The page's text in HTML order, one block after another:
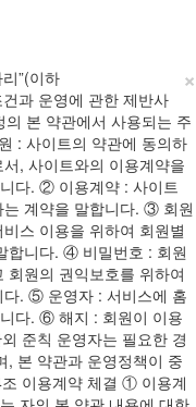
×
”(이하
과 운영에 관한 제반사
본 약관에서 사용되는 주
: 사이트의 약관에 동의하
, 사이트와의 이용계약을
다. ② 이용계약 : 사이트
계약을 말합니다. ③ 회원
스 이용을 위하여 회원별
합니다. ④ 비밀번호 : 회원
원의 권익보호를 위하여
다. ⑤ 운영자 : 서비스에 홈
다. ⑥ 해지 : 회원이 이용
준칙 운영자는 필요한 경
, 본 약관과 운영정책이 중
이용계약 체결 ① 이용계